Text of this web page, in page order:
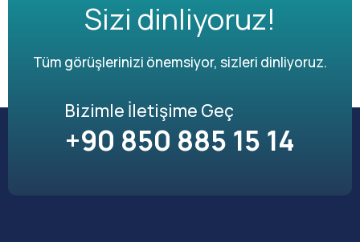
Sizi dinliyoruz!
Tüm görüşlerinizi önemsiyor, sizleri dinliyoruz.
Bizimle İletişime Geç
+90 850 885 15 14